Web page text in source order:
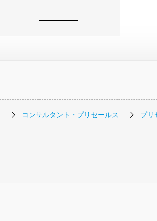
コンサルタント・プリセールス プリ